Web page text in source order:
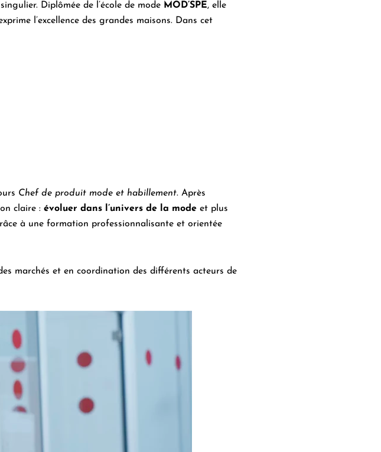
Diplômée de l’école de mode MOD’SPE, elle
l’excellence des grandes maisons. Dans cet
Chef de produit mode et habillement. Après
claire : évoluer dans l’univers de la mode et plus
à une formation professionnalisante et orientée
marchés et en coordination des différents acteurs de